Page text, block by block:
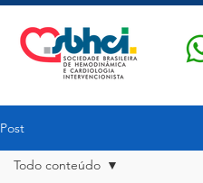
Post
Todo conteúdo